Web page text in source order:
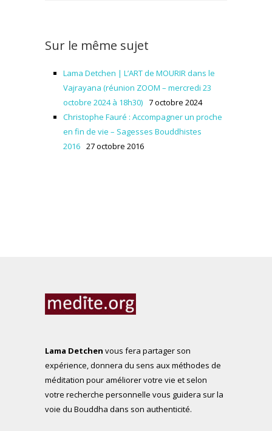
Sur le même sujet
Lama Detchen | L’ART de MOURIR dans le
Vajrayana (réunion ZOOM – mercredi 23
octobre 2024 à 18h30) 7 octobre 2024
Christophe Fauré : Accompagner un proche
en fin de vie – Sagesses Bouddhistes
2016 27 octobre 2016
Lama Detchen vous fera partager son
expérience, donnera du sens aux méthodes de
méditation pour améliorer votre vie et selon
votre recherche personnelle vous guidera sur la
voie du Bouddha dans son authenticité.